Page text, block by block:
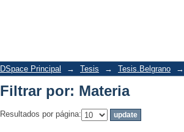
DSpace Principal → Tesis → Tesis.Belgrano →
Filtrar por: Materia
Resultados por página: